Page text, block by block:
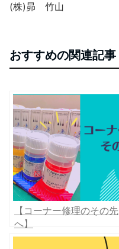
(株)昴 竹山
おすすめの関連記事
【コーナー修理のその先
へ】